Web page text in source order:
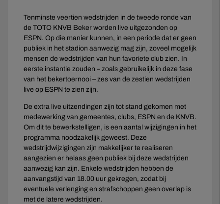
Tenminste veertien wedstrijden in de tweede ronde van
de TOTO KNVB Beker worden live uitgezonden op
ESPN. Op die manier kunnen, in een periode dat er geen
publiek in het stadion aanwezig mag zijn, zoveel mogelijk
mensen de wedstrijden van hun favoriete club zien. In
eerste instantie zouden – zoals gebruikelijk in deze fase
van het bekertoernooi – zes van de zestien wedstrijden
live op ESPN te zien zijn.
De extra live uitzendingen zijn tot stand gekomen met
medewerking van gemeentes, clubs, ESPN en de KNVB.
Om dit te bewerkstelligen, is een aantal wijzigingen in het
programma noodzakelijk geweest. Deze
wedstrijdwijzigingen zijn makkelijker te realiseren
aangezien er helaas geen publiek bij deze wedstrijden
aanwezig kan zijn. Enkele wedstrijden hebben de
aanvangstijd van 18.00 uur gekregen, zodat bij
eventuele verlenging en strafschoppen geen overlap is
met de latere wedstrijden.